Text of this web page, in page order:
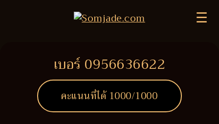
☰
เบอร์ 0956636622
คะแนนที่ได้ 1000/1000